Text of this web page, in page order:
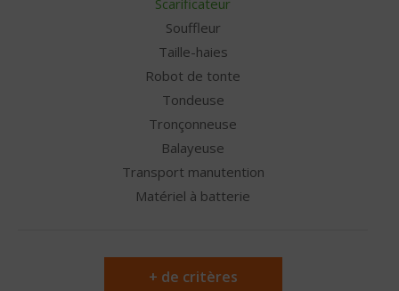
Scarificateur
Souffleur
Taille-haies
Robot de tonte
Tondeuse
Tronçonneuse
Balayeuse
Transport manutention
Matériel à batterie
+ de critères